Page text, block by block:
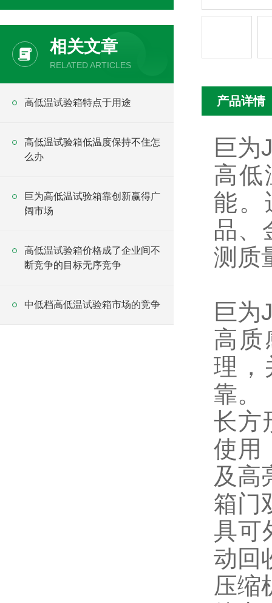
相关文章
RELATED ARTICLES
高低温试验箱特点于用途
高低温试验箱低温度保持不住怎
么办
巨为高低温试验箱靠创新赢得广
阔市场
高低温试验箱价格成了企业间不
断竞争的目标无序竞争
中低档高低温试验箱市场的竞争
产品详情
巨为
高低
能。
品、
测质
巨为
高质
理，
靠。
长方
使用
及高
箱门
具可
动回
压缩